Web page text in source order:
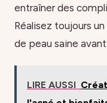
entraîner des
Réalisez toujours
de peau saine
LIRE AUSSI